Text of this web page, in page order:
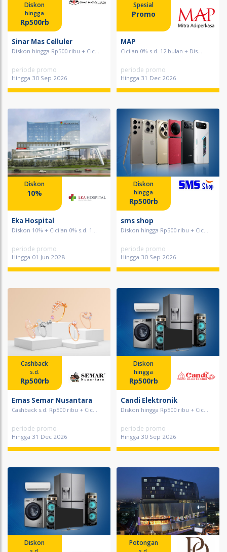
Diskon
hingga
Rp500rb
Sinar Mas Celluler
Diskon hingga Rp500 ribu + Cic...
periode promo
Hingga 30 Sep 2026
Spesial
Promo
MAP
Cicilan 0% s.d. 12 bulan + Dis...
periode promo
Hingga 31 Dec 2026
Diskon
10%
Eka Hospital
Diskon 10% + Cicilan 0% s.d. 1...
periode promo
Hingga 01 Jun 2028
Diskon
hingga
Rp500rb
sms shop
Diskon hingga Rp500 ribu + Cic...
periode promo
Hingga 30 Sep 2026
Cashback
s.d.
Rp500rb
Emas Semar Nusantara
Cashback s.d. Rp500 ribu + Cic...
periode promo
Hingga 31 Dec 2026
Diskon
hingga
Rp500rb
Candi Elektronik
Diskon hingga Rp500 ribu + Cic...
periode promo
Hingga 30 Sep 2026
Diskon Potongan